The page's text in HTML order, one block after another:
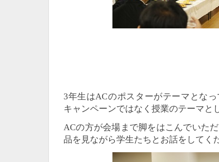
3年生はACのポスターがテーマとな
キャンペーンではなく授業のテーマと
ACの方が会場まで脚をはこんでいた
品を見ながら学生たちとお話をしてく